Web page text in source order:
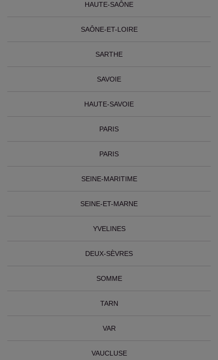
HAUTE-SAÔNE
SAÔNE-ET-LOIRE
SARTHE
SAVOIE
HAUTE-SAVOIE
PARIS
PARIS
SEINE-MARITIME
SEINE-ET-MARNE
YVELINES
DEUX-SÈVRES
SOMME
TARN
VAR
VAUCLUSE